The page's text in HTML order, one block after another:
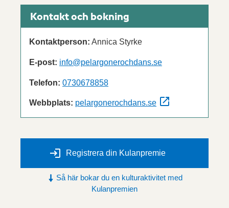
Kontakt och bokning
Kontaktperson: Annica Styrke
E-post: info@pelargonerochdans.se
Telefon: 0730678858
Webbplats: pelargonerochdans.se
Registrera din Kulanpremie
Så här bokar du en kulturaktivitet med
Kulanpremien